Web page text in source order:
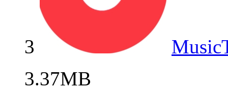
3
3.37MB